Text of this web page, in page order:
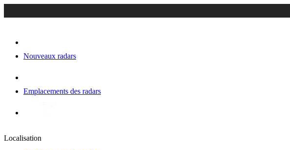
Nouveaux radars
Emplacements des radars
Localisation